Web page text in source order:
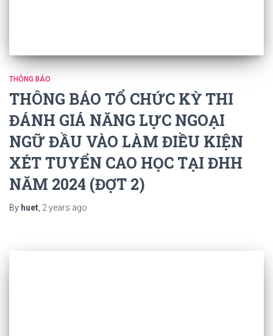
THÔNG BÁO
THÔNG BÁO TỔ CHỨC KỲ THI
ĐÁNH GIÁ NĂNG LỰC NGOẠI
NGỮ ĐẦU VÀO LÀM ĐIỀU KIỆN
XÉT TUYỂN CAO HỌC TẠI ĐHH
NĂM 2024 (ĐỢT 2)
By huet 2 years ago